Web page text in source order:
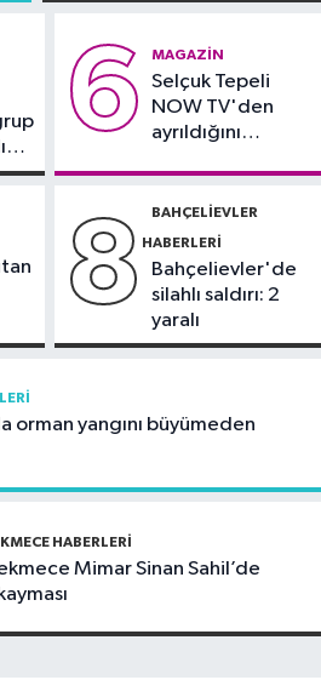
Uzmanlardan önemli
6 MAGAZIN
Selçuk Tepeli
NOW TV'den
ayrıldığını
8 BAHÇELIEVLER
HABERLERI
Bahçelievler'de
silahlı saldırı: 2
yaralı
orman yangını büyümeden
HABERLERI
Mimar Sinan Sahil’de